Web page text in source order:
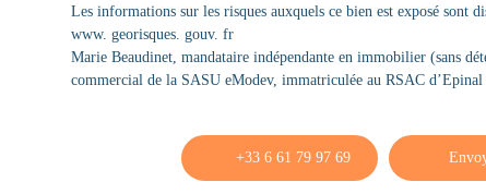
Les informations sur les risques auxquels ce bien est exposé sont
www. georisques. gouv. fr
Marie Beaudinet, mandataire indépendante en immobilier (sans
commercial de la SASU eModev, immatriculée au RSAC d’Epinal
+33 6 61 79 97 69